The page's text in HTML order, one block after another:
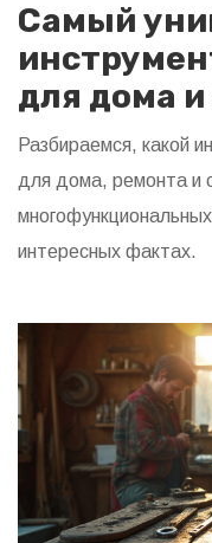
Самый
для дома
Разбираемся, какой
для дома, ремонта и
интересных фактах.